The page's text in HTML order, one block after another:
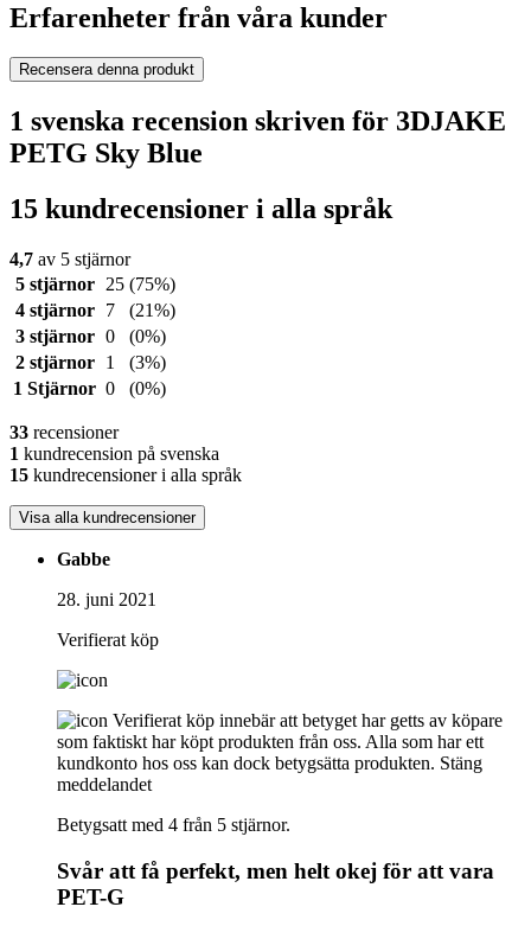
Erfarenheter från våra kunder
Recensera denna produkt
1 svenska recension skriven för 3DJAKE
PETG Sky Blue
15 kundrecensioner i alla språk
4,7 av 5 stjärnor
5 stjärnor
25 (75%)
4 stjärnor
7
(21%)
3 stjärnor 0
(0%)
2 stjärnor
1
(3%)
1 Stjärnor 0 (0%)
33 recensioner
1 kundrecension på svenska
15 kundrecensioner i alla språk
Visa alla kundrecensioner
Gabbe
28. juni 2021
Verifierat köp
Verifierat köp innebär att betyget har getts av köpare
som faktiskt har köpt produkten från oss. Alla som har ett
kundkonto hos oss kan dock betygsätta produkten. Stäng
meddelandet
Betygsatt med 4 från 5 stjärnor.
Svår att få perfekt, men helt okej för att vara
PET-G